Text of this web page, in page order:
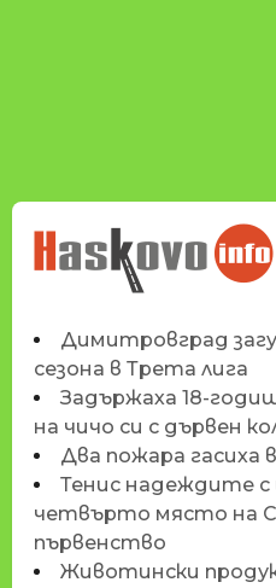
НОВИНИТЕ НА
HASKOVO.INFO
Димитровград
сезона в Трета лига
Задържаха 18-
на чичо си с дървен
Два пожара гасиха
Тенис надеждите с
четвърто място на
първенство
Животински